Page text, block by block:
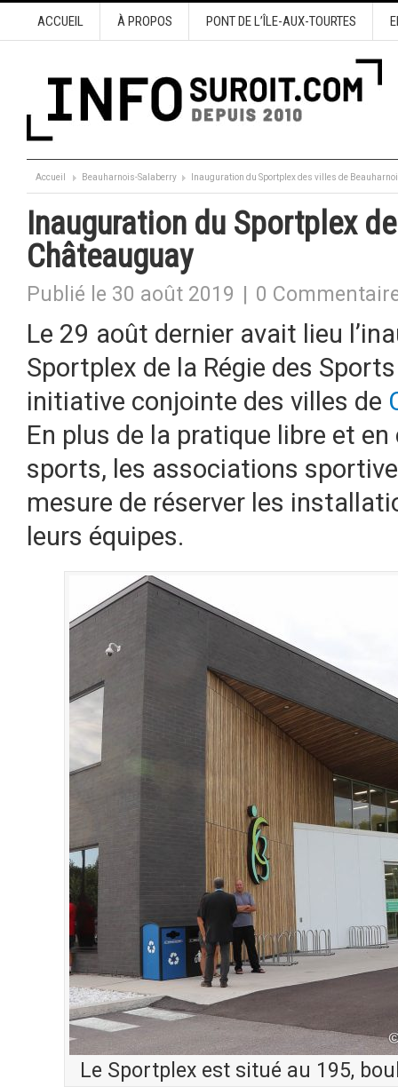
ACCUEIL À PROPOS PONT DE L’ÎLE-AUX-TOURTES
Accueil Beauharnois-Salaberry Inauguration du Sportplex des villes de
Inauguration du Sportplex
Châteauguay
Publié le 30 août 2019 0
Le 29 août dernier avait lieu
Sportplex de la Régie des
initiative conjointe des villes de
En plus de la pratique libre et
sports, les associations
mesure de réserver les
leurs équipes.
Le Sportplex est situé au 195,